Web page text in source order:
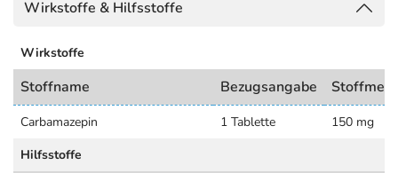
Wirkstoffe & Hilfsstoffe
Wirkstoffe
Stoffname Bezugsangabe
Carbamazepin 1 Tablette
150 mg
Hilfsstoffe